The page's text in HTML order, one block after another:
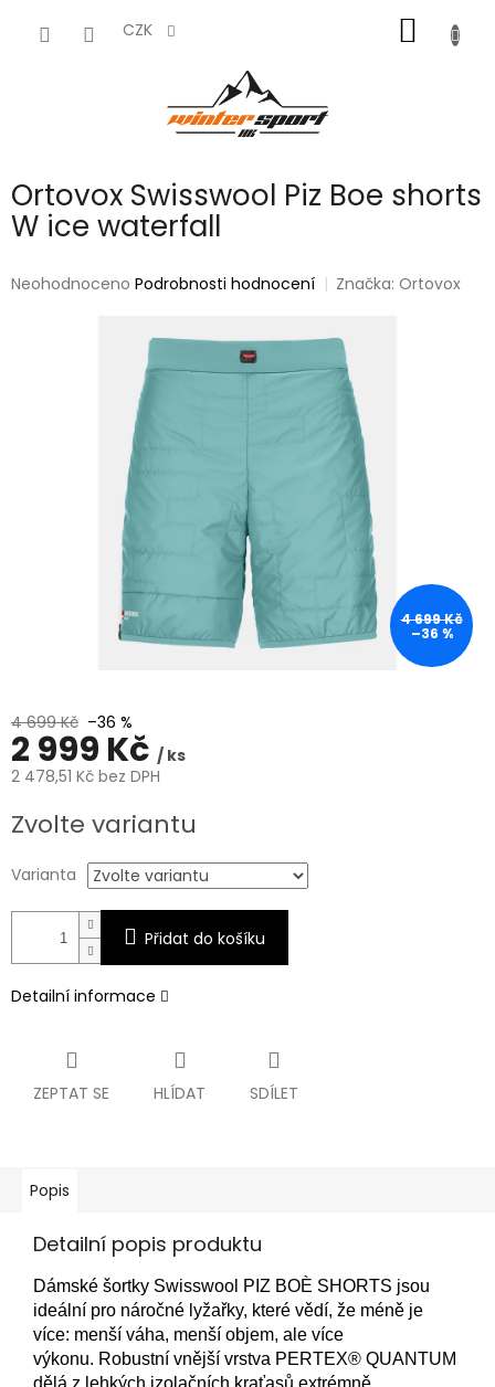
CZK
KOŠÍK
Ortovox Swisswool Piz Boe shorts
W ice waterfall
Průměrné
Neohodnoceno Podrobnosti hodnocení Značka:Ortovox
4 699 Kč
–36 %
4 699 Kč –36 %
2 999 Kč / ks
2 478,51 Kč bez DPH
cena:
Zvolte variantu
Varianta
Přidat do košíku
Detailní informace
ZEPTAT SE HLÍDAT SDÍLET
Popis
Detailní popis produktu
Dámské šortky Swisswool PIZ BOÈ SHORTS jsou
ideální pro náročné lyžařky, které vědí, že méně je
více: menší váha, menší objem, ale více
výkonu. Robustní vnější vrstva PERTEX® QUANTUM